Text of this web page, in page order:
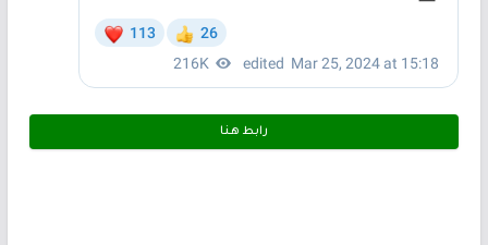
رابط هـنـا